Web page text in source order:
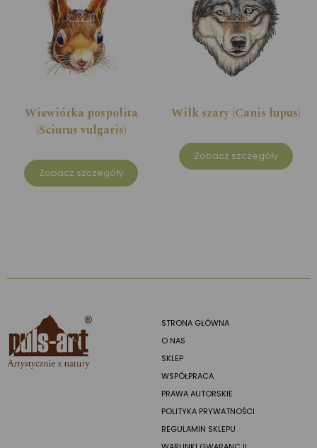
Wiewiórka pospolita
(Sciurus vulgaris)
Zobacz szczegóły
Wilk szary (Canis lupus)
Zobacz szczegóły
STRONA GŁÓWNA
O NAS
SKLEP
WSPÓŁPRACA
PRAWA AUTORSKIE
POLITYKA PRYWATNOŚCI
REGULAMIN SKLEPU